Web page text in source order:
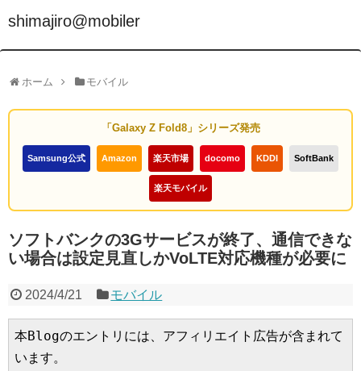
shimajiro@mobiler
ホーム モバイル
「Galaxy Z Fold8」シリーズ発売
Samsung公式 Amazon 楽天市場 docomo KDDI SoftBank
楽天モバイル
ソフトバンクの3Gサービスが終了、通信できな
い場合は設定見直しかVoLTE対応機種が必要に
2024/4/21 モバイル
本Blogのエントリには、アフィリエイト広告が含まれて
います。